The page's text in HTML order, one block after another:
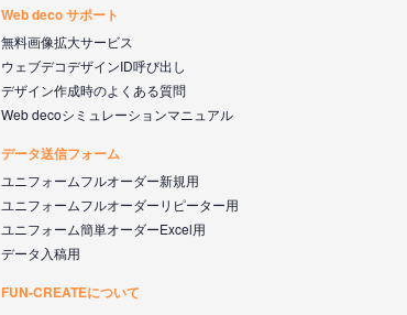
Web deco サポート
無料画像拡大サービス
ウェブデコデザインID呼び出し
デザイン作成時のよくある質問
Web decoシミュレーションマニュアル
データ送信フォーム
ユニフォームフルオーダー新規用
ユニフォームフルオーダーリピーター用
ユニフォーム簡単オーダーExcel用
データ入稿用
FUN-CREATEについて